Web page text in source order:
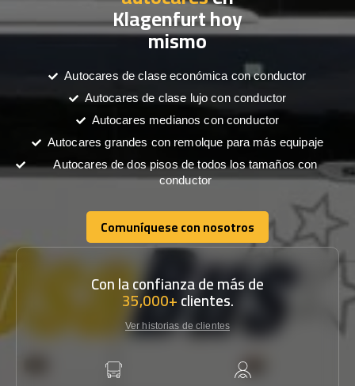
Klagenfurt hoy
mismo
Autocares de clase económica con conductor
Autocares de clase lujo con conductor
Autocares medianos con conductor
Autocares grandes con remolque para más equipaje
Autocares de dos pisos de todos los tamaños con
conductor
Comuníquese con nosotros
Comuníquese con nosotros
Con la confianza de más de
35,000+clientes.
Ver historias de clientes